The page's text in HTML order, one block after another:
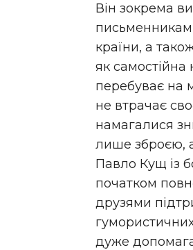
Він зокрема
країни, а
як самостійна
перебуває на
не втрачає
намагалися
лише зброєю,
Павло Кущ із
початком
друзями
дуже